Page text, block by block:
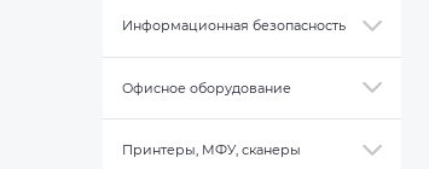
Информационная безопасность
Офисное оборудование
Принтеры, МФУ, сканеры